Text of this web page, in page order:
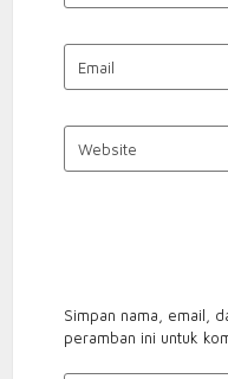
Simpan nama, email,
peramban ini untuk